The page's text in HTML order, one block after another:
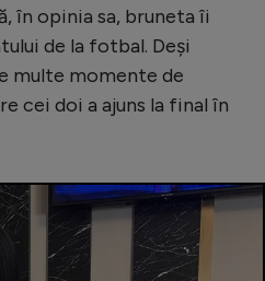
în opinia sa, bruneta îi
de la fotbal. Deși
multe momente de
cei doi a ajuns la final în